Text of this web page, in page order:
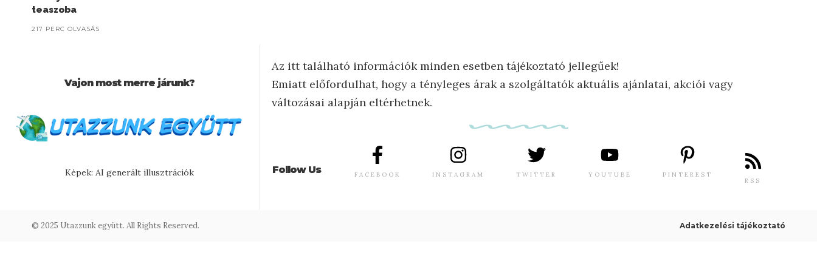
teaszoba
217 PERC OLVASÁS
Vajon most merre járunk?
Képek: AI generált illusztrációk
Az itt található információk minden esetben tájékoztató jellegűek!
Emiatt előfordulhat, hogy a tényleges árak a szolgáltatók aktuális ajánlatai, akciói vagy
változásai alapján eltérhetnek.
Follow Us FACEBOOK INSTAGRAM TWITTER YOUTUBE PINTEREST
RSS
© 2025 Utazzunk együtt. All Rights Reserved. Adatkezelési tájékoztató